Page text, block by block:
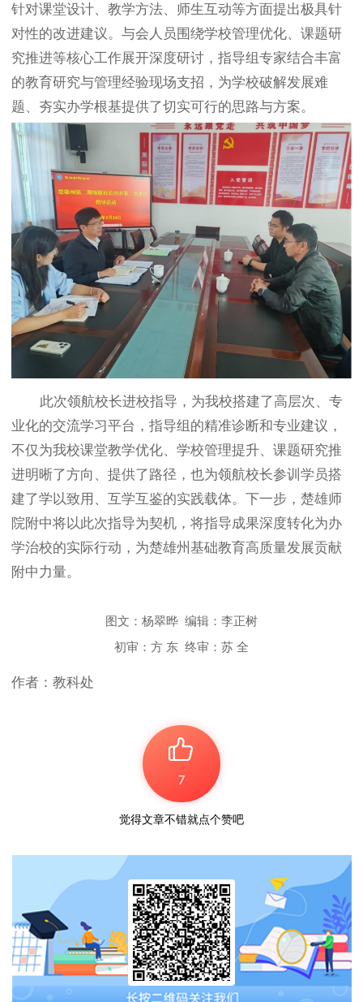
针对课堂设计、教学方法、师生互动等方面提出极具针
对性的改进建议。与会人员围绕学校管理优化、课题研
究推进等核心工作展开深度研讨，指导组专家结合丰富
的教育研究与管理经验现场支招，为学校破解发展难
题、夯实办学根基提供了切实可行的思路与方案。
此次领航校长进校指导，为我校搭建了高层次、专
业化的交流学习平台，指导组的精准诊断和专业建议，
不仅为我校课堂教学优化、学校管理提升、课题研究推
进明晰了方向、提供了路径，也为领航校长参训学员搭
建了学以致用、互学互鉴的实践载体。下一步，楚雄师
院附中将以此次指导为契机，将指导成果深度转化为办
学治校的实际行动，为楚雄州基础教育高质量发展贡献
附中力量。
图文：杨翠晔 编辑：李正树
初审：方 东 终审：苏 全
作者：教科处
7
觉得文章不错就点个赞吧